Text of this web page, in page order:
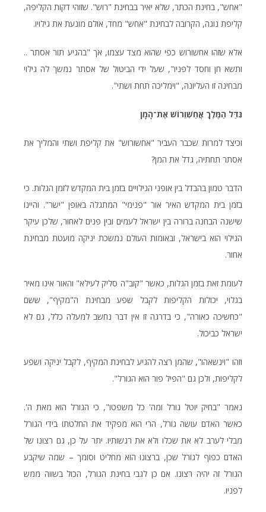
"אחש", בחינת הכתר, שלא יאיר בבחינת "רוש". שזוהי דקות הקליפה,
קליפת נוגה, הקרובה לבחינת "אחש" מחד, אולם מונעת את גילויו.
אלא שזהו אחשורוש כפי שהוא מצד עצמו, אך "בהגיע תור אסתר ..
ותשא חן וחסד לפניו", שעל ידי הביטול של אסתר נמשך לה גילוי
מבחינה זו העליונה, "וימליכה תחת ושתי".
גִּדַּל הַמֶּלֶךְ אֲחַשְׁוֵרוֹשׁ אֶת־הָמָן
וכיצד למרות שכבר העביר "אחשורוש" את קליפת ושתי והמליך את
אסתר תחתיה, גדל את המן?
הדבר טמון בהבדל בין אופני הגילויים בזמן בית המקדש לזמן הגלות. כי
בזמן בית המקדש האיר אור "פנימי" המתגלה באופן "ישר". והיינו
שישנה הבחנה ברורה בין ישראל לעמים ובין פנים לאחור, שלכן עיקר
הגילוי הוא בישראל, ובאומות העולם נמשכת יניקה מועטת מבחינת
אחור.
לעומת זאת בזמן הגלות, כאשר "קוב"ה סליק לעילא" והאור אינו מאיר
בגלוי, יכולות הקליפות לקבל שפע מבחינת ה"מקיף", ששם
"כחשיכה כאורה", כי בדרגה זו אין דבר נחשב למעלה כלל, גם לא
ישראל כביכול.
וזהו "וינשאהו", שהמן רצה להגיע לבחינת המקיף, לקבל יניקה ושפע
לקליפות, ולכן גם "הפיל פור הוא הגורל".
נאמר "בחיק יוטל גורל ומה' כל משפטו", כי הגורל הוא מאת ה'.
כאשר האדם עושה גורל, הרי הוא מפקיד את החלטתו בידי הגורל
מבלי לערב לא את שכלו ולא את רגשותיו. יתר על כן, גם רצונו של
האדם כפוף לגורל שכן, ברצונו הוא מחליט וסומך – שמה שיקבע
הגורל זה יהיה רצונו. אם כן לגבי בחינת הגורל, הכול בשווה ממש
לפניו.